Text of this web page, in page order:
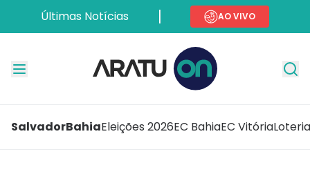
Últimas Notícias AO VIVO
SalvadorBahiaEleições 2026EC BahiaEC Vitória